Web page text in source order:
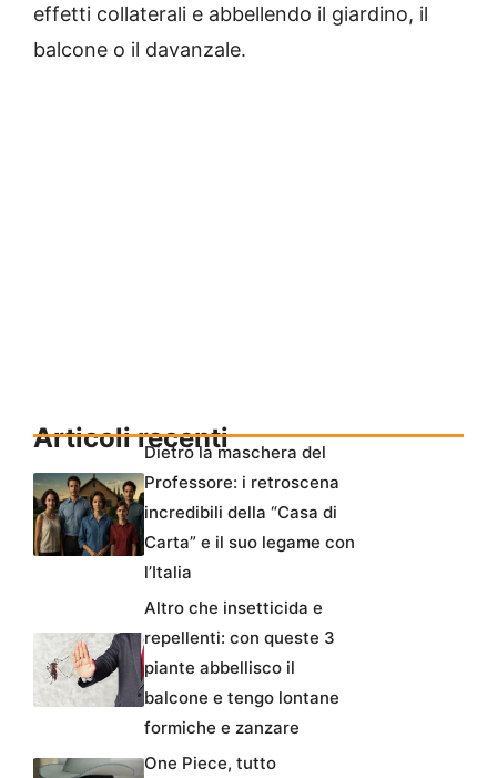
effetti collaterali e abbellendo il giardino, il
balcone o il davanzale.
Articoli recentiDietro la maschera del
Professore: i retroscena
incredibili della “Casa di
Carta” e il suo legame con
l’Italia
Altro che insetticida e
repellenti: con queste 3
piante abbellisco il
balcone e tengo lontane
formiche e zanzare
One Piece, tutto